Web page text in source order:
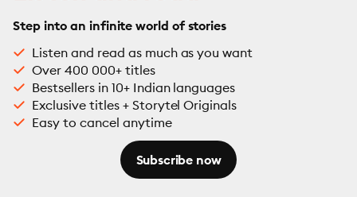
Step into an infinite world of stories
Listen and read as much as you want
Over 400 000+ titles
Bestsellers in 10+ Indian languages
Exclusive titles + Storytel Originals
Easy to cancel anytime
Subscribe now